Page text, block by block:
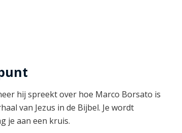
hij spreekt over hoe Marco Borsato is
van Jezus in de Bijbel. Je wordt
je aan een kruis.